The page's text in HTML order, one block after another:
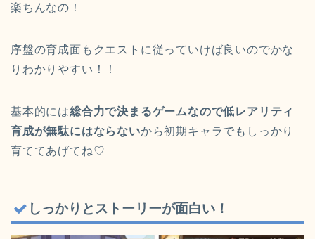
楽ちんなの！
序盤の育成面もクエストに従っていけば良いのでかな
りわかりやすい！！
基本的には総合力で決まるゲームなので低レアリティ
育成が無駄にはならないから初期キャラでもしっかり
育ててあげてね♡
しっかりとストーリーが面白い！